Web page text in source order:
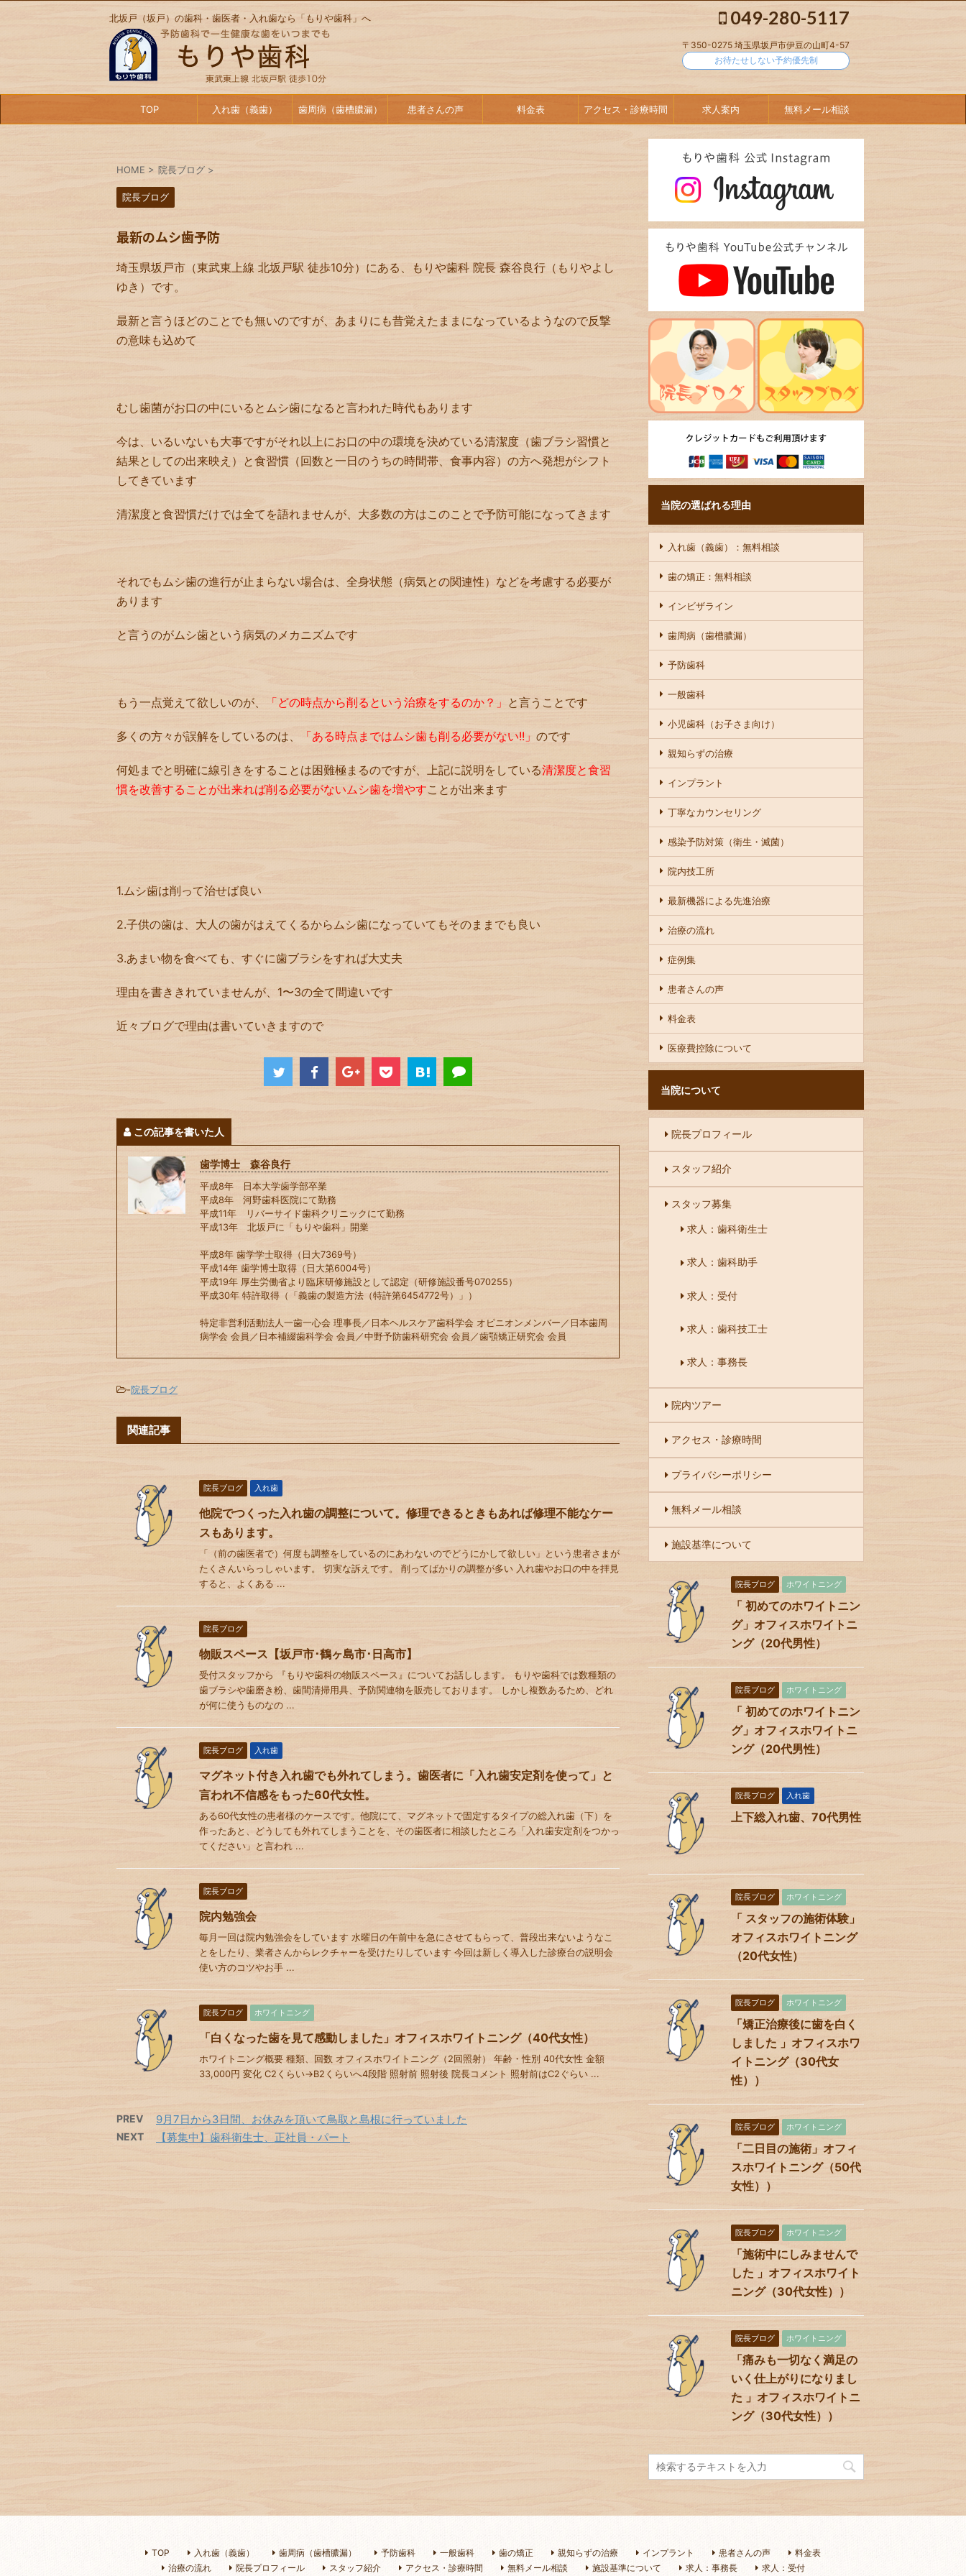
北坂戸（坂戸）の歯科・歯医者・入れ歯なら「もりや歯科」へ 049-280-5117
〒350-0275 埼玉県坂戸市伊豆の山町4-57
お待たせしない予約優先制
TOP 入れ歯（義歯） 歯周病（歯槽膿漏） 患者さんの声 料金表 アクセス・診療時間 求人案内 無料メール相談
HOME > 院長ブログ >
院長ブログ
最新のムシ歯予防
埼玉県坂戸市（東武東上線 北坂戸駅 徒歩10分）にある、もりや歯科 院長 森谷良行（もりやよし
ゆき）です。
最新と言うほどのことでも無いのですが、あまりにも昔覚えたままになっているようなので反撃
の意味も込めて
むし歯菌がお口の中にいるとムシ歯になると言われた時代もあります
今は、いるいないも大事ですがそれ以上にお口の中の環境を決めている清潔度（歯ブラシ習慣と
結果としての出来映え）と食習慣（回数と一日のうちの時間帯、食事内容）の方へ発想がシフト
してきています
清潔度と食習慣だけでは全てを語れませんが、大多数の方はこのことで予防可能になってきます
それでもムシ歯の進行が止まらない場合は、全身状態（病気との関連性）などを考慮する必要が
あります
と言うのがムシ歯という病気のメカニズムです
もう一点覚えて欲しいのが、 「どの時点から削るという治療をするのか？」 と言うことです
多くの方々が誤解をしているのは、 「ある時点まではムシ歯も削る必要がない!!」 のです
何処までと明確に線引きをすることは困難極まるのですが、上記に説明をしている清潔度と食習
慣を改善することが出来れば削る必要がないムシ歯を増やすことが出来ます
1.ムシ歯は削って治せば良い
2.子供の歯は、大人の歯がはえてくるからムシ歯になっていてもそのままでも良い
3.あまい物を食べても、すぐに歯ブラシをすれば大丈夫
理由を書ききれていませんが、1〜3の全て間違いです
近々ブログで理由は書いていきますので
この記事を書いた人
歯学博士 森谷良行
平成8年 日本大学歯学部卒業
平成8年 河野歯科医院にて勤務
平成11年 リバーサイド歯科クリニックにて勤務
平成13年 北坂戸に「もりや歯科」開業
平成8年 歯学学士取得（日大7369号）
平成14年 歯学博士取得（日大第6004号）
平成19年 厚生労働省より臨床研修施設として認定（研修施設番号070255）
平成30年 特許取得（「義歯の製造方法（特許第6454772号）」）
特定非営利活動法人一歯一心会 理事長／日本ヘルスケア歯科学会 オピニオンメンバー／日本歯周
病学会 会員／日本補綴歯科学会 会員／中野予防歯科研究会 会員／歯顎矯正研究会 会員
-院長ブログ
関連記事
院長ブログ 入れ歯
他院でつくった入れ歯の調整について。修理できるときもあれば修理不能なケー
スもあります。
「（前の歯医者で）何度も調整をしているのにあわないのでどうにかして欲しい」という患者さまが
たくさんいらっしゃいます。 切実な訴えです。 削ってばかりの調整が多い 入れ歯やお口の中を拝見
すると、よくある ...
院長ブログ
物販スペース【坂戸市･鶴ヶ島市･日高市】
受付スタッフから 『もりや歯科の物販スペース』についてお話しします。 もりや歯科では数種類の
歯ブラシや歯磨き粉、歯間清掃用具、予防関連物を販売しております。 しかし複数あるため、どれ
が何に使うものなの ...
院長ブログ 入れ歯
マグネット付き入れ歯でも外れてしまう。歯医者に「入れ歯安定剤を使って」と
言われ不信感をもった60代女性。
ある60代女性の患者様のケースです。他院にて、マグネットで固定するタイプの総入れ歯（下）を
作ったあと、どうしても外れてしまうことを、その歯医者に相談したところ「入れ歯安定剤をつかっ
てください」と言われ ...
院長ブログ
院内勉強会
毎月一回は院内勉強会をしています 水曜日の午前中を急にさせてもらって、普段出来ないようなこ
とをしたり、業者さんからレクチャーを受けたりしています 今回は新しく導入した診療台の説明会
使い方のコツやお手 ...
院長ブログ ホワイトニング
「白くなった歯を見て感動しました」オフィスホワイトニング（40代女性）
ホワイトニング概要 種類、回数 オフィスホワイトニング（2回照射） 年齢・性別 40代女性 金額
33,000円 変化 C2くらい→B2くらいへ4段階 照射前 照射後 院長コメント 照射前はC2ぐらい ...
PREV 9月7日から3日間、お休みを頂いて鳥取と島根に行っていました
NEXT 【募集中】歯科衛生士、正社員・パート
当院の選ばれる理由
入れ歯（義歯）：無料相談
歯の矯正：無料相談
インビザライン
歯周病（歯槽膿漏）
予防歯科
一般歯科
小児歯科（お子さま向け）
親知らずの治療
インプラント
丁寧なカウンセリング
感染予防対策（衛生・滅菌）
院内技工所
最新機器による先進治療
治療の流れ
症例集
患者さんの声
料金表
医療費控除について
当院について
院長プロフィール
スタッフ紹介
スタッフ募集
求人：歯科衛生士
求人：歯科助手
求人：受付
求人：歯科技工士
求人：事務長
院内ツアー
アクセス・診療時間
プライバシーポリシー
無料メール相談
施設基準について
院長ブログ ホワイトニング
「 初めてのホワイトニン
グ」オフィスホワイトニ
ング（20代男性）
院長ブログ ホワイトニング
「 初めてのホワイトニン
グ」オフィスホワイトニ
ング（20代男性）
院長ブログ 入れ歯
上下総入れ歯、70代男性
院長ブログ ホワイトニング
「 スタッフの施術体験」
オフィスホワイトニング
（20代女性）
院長ブログ ホワイトニング
「矯正治療後に歯を白く
しました 」オフィスホワ
イトニング（30代女
性））
院長ブログ ホワイトニング
「二日目の施術」オフィ
スホワイトニング（50代
女性））
院長ブログ ホワイトニング
「施術中にしみませんで
した 」オフィスホワイト
ニング（30代女性））
院長ブログ ホワイトニング
「痛みも一切なく満足の
いく仕上がりになりまし
た 」オフィスホワイトニ
ング（30代女性））
TOP 入れ歯（義歯） 歯周病（歯槽膿漏） 予防歯科 一般歯科 歯の矯正 親知らずの治療 インプラント 患者さんの声
料金表
治療の流れ
院長プロフィール スタッフ紹介 アクセス・診療時間 無料メール相談 施設基準について 求人：事務長 求人：受付